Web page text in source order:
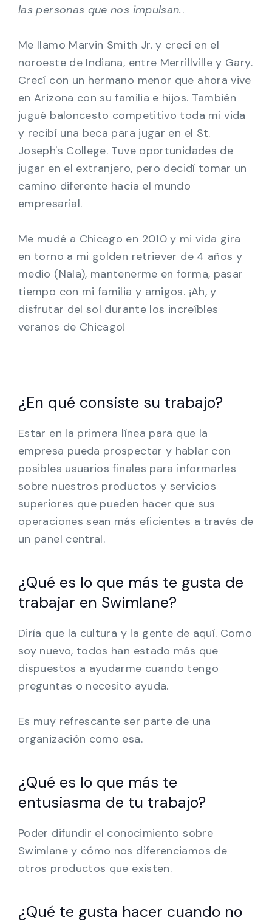
las personas que nos impulsan..
Me llamo Marvin Smith Jr. y crecí en el
noroeste de Indiana, entre Merrillville y Gary.
Crecí con un hermano menor que ahora vive
en Arizona con su familia e hijos. También
jugué baloncesto competitivo toda mi vida
y recibí una beca para jugar en el St.
Joseph's College. Tuve oportunidades de
jugar en el extranjero, pero decidí tomar un
camino diferente hacia el mundo
empresarial.
Me mudé a Chicago en 2010 y mi vida gira
en torno a mi golden retriever de 4 años y
medio (Nala), mantenerme en forma, pasar
tiempo con mi familia y amigos. ¡Ah, y
disfrutar del sol durante los increíbles
veranos de Chicago!
¿En qué consiste su trabajo?
Estar en la primera línea para que la
empresa pueda prospectar y hablar con
posibles usuarios finales para informarles
sobre nuestros productos y servicios
superiores que pueden hacer que sus
operaciones sean más eficientes a través de
un panel central.
¿Qué es lo que más te gusta de
trabajar en Swimlane?
Diría que la cultura y la gente de aquí. Como
soy nuevo, todos han estado más que
dispuestos a ayudarme cuando tengo
preguntas o necesito ayuda.
Es muy refrescante ser parte de una
organización como esa.
¿Qué es lo que más te
entusiasma de tu trabajo?
Poder difundir el conocimiento sobre
Swimlane y cómo nos diferenciamos de
otros productos que existen.
¿Qué te gusta hacer cuando no